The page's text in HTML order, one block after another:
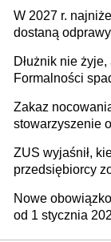
W 2027 r.
dostaną
Dłużnik nie
Formalności
zmarłego
Zakaz
stowarzyszenie
działki
ZUS wyjaśnił,
przedsiębiorcy
Nowe
od 1 stycznia